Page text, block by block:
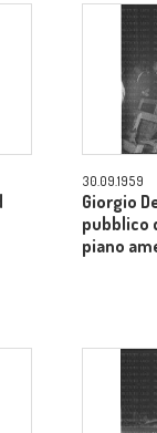
30.09.1959
Giorgio
pubblico
piano